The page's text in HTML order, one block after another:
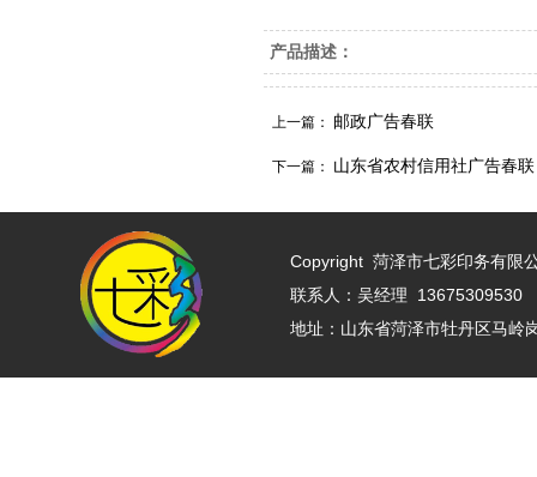
产品描述：
上一篇： 邮政广告春联
下一篇： 山东省农村信用社广告春联
Copyright 菏泽市七彩印务有限
联系人：吴经理
地址：山东省菏泽市牡丹区马